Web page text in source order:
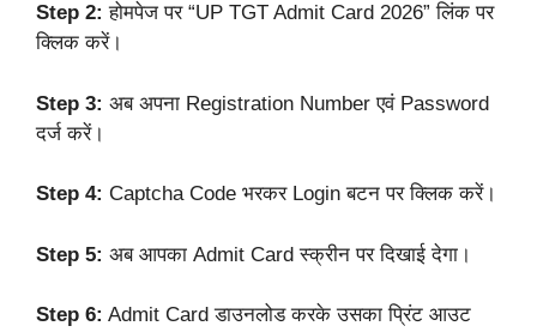
Step 2: होमपेज पर “UP TGT Admit Card 2026” लिंक पर
क्लिक करें।
Step 3: अब अपना Registration Number एवं Password
दर्ज करें।
Step 4: Captcha Code भरकर Login बटन पर क्लिक करें।
Step 5: अब आपका Admit Card स्क्रीन पर दिखाई देगा।
Step 6: Admit Card डाउनलोड करके उसका प्रिंट आउट